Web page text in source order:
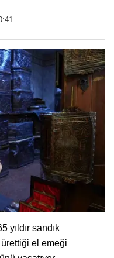
yıldır sandık
el emeği